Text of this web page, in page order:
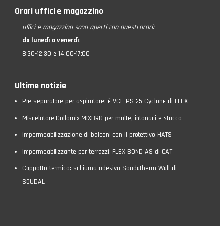
Orari uffici e magazzino
uffici e magazzino sono aperti con questi orari:
da lunedì a venerdì:
8:30-12:30 e 14:00-17:00
Ultime notizie
Pre-separatore per aspiratore: è VCE-PS 25 Cyclone di FLEX
Miscelatore Collomix MIXBRO per malte, intonaci e stucco
Impermeabilizzazione di balconi con il protettivo HATS
Impermeabilizzante per terrazzi: FLEX BOND AS di CAT
Cappotto termico: schiuma adesiva Soudatherm Wall di
SOUDAL